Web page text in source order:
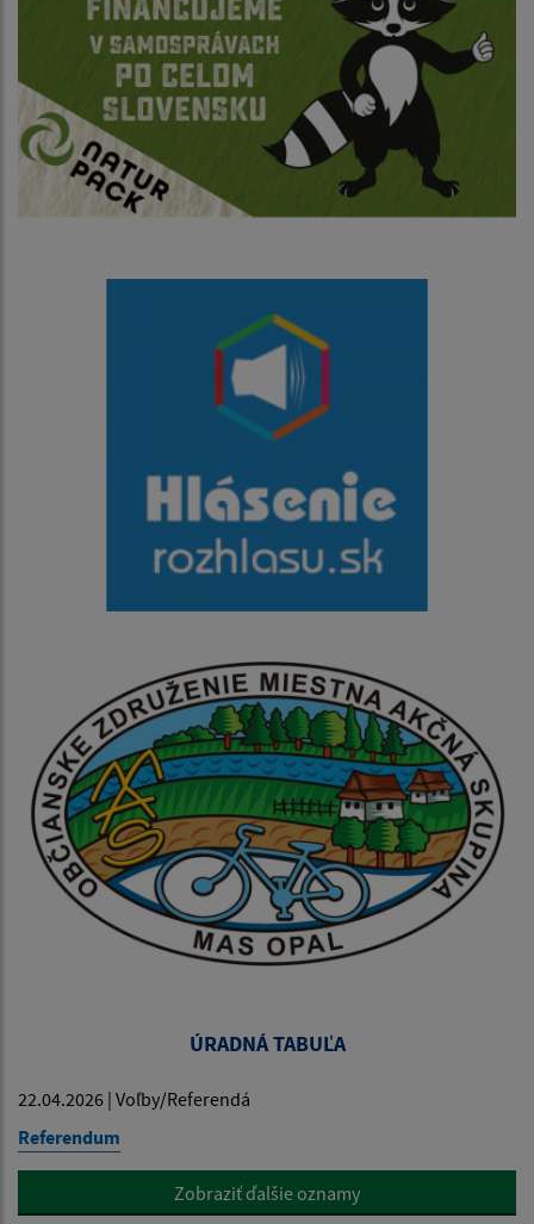
ÚRADNÁ TABUĽA
22.04.2026 | Voľby/Referendá
Referendum
Zobraziť ďalšie oznamy